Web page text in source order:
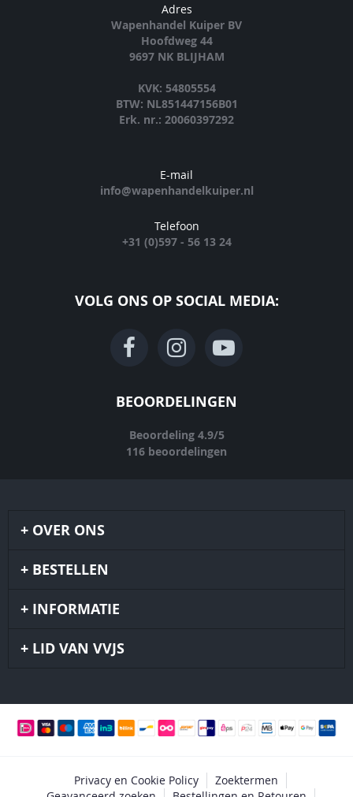
Adres
Wapenhandel Kuiper BV
Hoofdweg 44
9697 NK BLIJHAM
KVK: 54805554
BTW: NL851447156B01
Erk. nr.: 20060397292
E-mail
info@wapenhandelkuiper.nl
Telefoon
+31 (0)597 - 56 13 24
VOLG ONS OP SOCIAL MEDIA:
BEOORDELINGEN
Beoordeling 4.9/5
116 beoordelingen
OVER ONS
BESTELLEN
INFORMATIE
LID VAN VVJS
Privacy en Cookie Policy
Zoektermen